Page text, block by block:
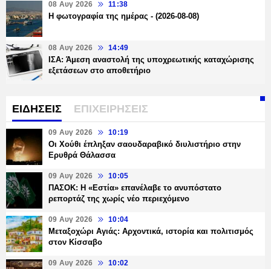
08 Αυγ 2026 11:38
Η φωτογραφία της ημέρας - (2026-08-08)
08 Αυγ 2026 14:49
ΙΣΑ: Άμεση αναστολή της υποχρεωτικής καταχώρισης
εξετάσεων στο αποθετήριο
ΕΙΔΗΣΕΙΣ ΕΠΙΧΕΙΡΗΣΕΙΣ
09 Αυγ 2026 10:19
Οι Χούθι έπληξαν σαουδαραβικό διυλιστήριο στην
Ερυθρά Θάλασσα
09 Αυγ 2026 10:05
ΠΑΣΟΚ: Η «Εστία» επανέλαβε το ανυπόστατο
ρεπορτάζ της χωρίς νέο περιεχόμενο
09 Αυγ 2026 10:04
Μεταξοχώρι Αγιάς: Αρχοντικά, ιστορία και πολιτισμός
στον Κίσσαβο
09 Αυγ 2026 10:02